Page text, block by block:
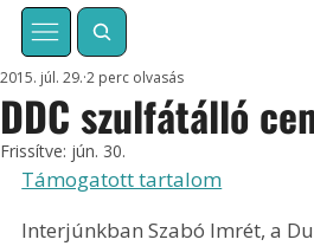
DDC szulfátálló
2015. júl. 29. 2 perc olvasás
Frissítve: jún. 30.
Támogatott tartalom
Interjúnkban Szabó Imrét, a